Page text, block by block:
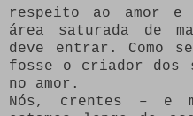
respeito ao amor e
área saturada de
deve entrar. Como
fosse o criador dos
no amor.
Nós, crentes – e